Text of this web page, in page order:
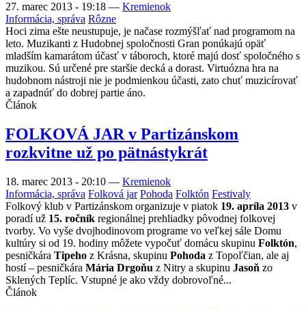
27. marec 2013 - 19:18 — Kremienok
Informácia, správa Rôzne
Hoci zima ešte neustupuje, je načase rozmýšľať nad programom na
leto. Muzikanti z Hudobnej spoločnosti Gran ponúkajú opäť
mladším kamarátom účasť v táboroch, ktoré majú dosť spoločného s
muzikou. Sú určené pre staršie decká a dorast. Virtuózna hra na
hudobnom nástroji nie je podmienkou účasti, zato chuť muzicírovať
a zapadnúť do dobrej partie áno.
Článok
FOLKOVÁ JAR v Partizánskom
rozkvitne už po pätnástykrát
18. marec 2013 - 20:10 — Kremienok
Informácia, správa Folková jar Pohoda Folktón Festivaly
Folkový klub v Partizánskom organizuje v piatok 19. apríla 2013 v
poradí už 15. ročník regionálnej prehliadky pôvodnej folkovej
tvorby. Vo vyše dvojhodinovom programe vo veľkej sále Domu
kultúry si od 19. hodiny môžete vypočuť domácu skupinu Folktón,
pesničkára Tipeho z Krásna, skupinu Pohoda z Topoľčian, ale aj
hostí – pesničkára Mária Drgoňu z Nitry a skupinu Jasoň zo
Sklených Teplíc. Vstupné je ako vždy dobrovoľné...
Článok